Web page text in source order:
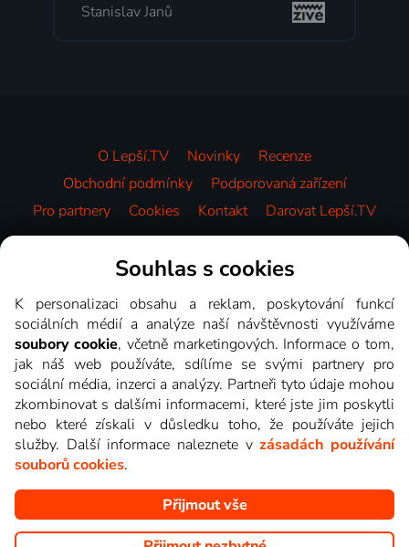
Stanislav Janů
O Lepší.TV Novinky
Recenze
Obchodní podmínky
Podporovaná zařízení
Pro partnery
Cookies Kontakt Darovat Lepší.TV
Videotéka
Copyright © goNET s.r.o. Na tomto webu jsou zobrazovány
obrázky z pořadů TV stanic, které můžete sledovat v Lepší.TV.
Souhlas s cookies
K personalizaci obsahu a reklam, poskytování funkcí
sociálních médií a analýze naší návštěvnosti využíváme
soubory cookie, včetně marketingových. Informace o tom,
jak náš web používáte, sdílíme se svými partnery pro
sociální média, inzerci a analýzy. Partneři tyto údaje mohou
zkombinovat s dalšími informacemi, které jste jim poskytli
nebo které získali v důsledku toho, že používáte jejich
služby. Další informace naleznete vzásadách používání
souborů cookies.
Přijmout vše